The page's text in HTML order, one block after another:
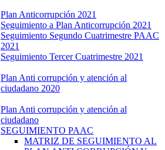
Plan Anticorrupción 2021
Seguimiento a Plan Anticorrupción 2021
Seguimiento Segundo Cuatrimestre PAAC
2021
Seguimiento Tercer Cuatrimestre 2021
Plan Anti corrupción y atención al
ciudadano 2020
Plan Anti corrupción y atención al
ciudadano
SEGUIMIENTO PAAC
MATRIZ DE SEGUIMIENTO AL